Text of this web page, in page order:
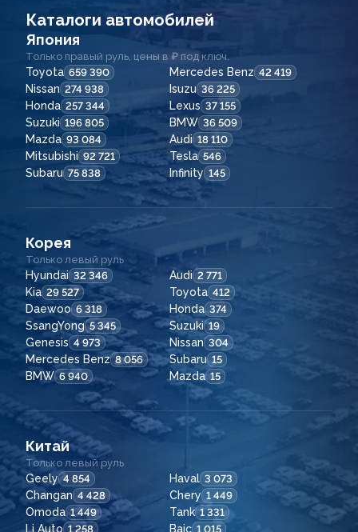
Каталоги автомобилей
Япония
Только правый руль, цены в ₽ под ключ.
Toyota 659 390 Mercedes Benz 42 419
Nissan 274 938 Isuzu 36 225
Honda 257 344 Lexus 37 155
Suzuki 196 805 BMW 36 509
Mazda 93 084 Audi 18 110
Mitsubishi 92 721 Tesla 546
Subaru 75 838 Infinity 145
Корея
Только левый руль
Hyundai 32 346 Audi 2 771
Kia 29 527 Toyota 412
Daewoo 6 318 Honda 374
SsangYong 5 345 Suzuki 19
Genesis 4 973 Nissan 304
Mercedes Benz 8 056 Subaru 15
BMW 6 940 Mazda 15
Китай
Только левый руль
Geely 4 854 Haval 3 073
Changan 4 428 Chery 1 449
Omoda 1 449 Tank 1 331
Li Auto 1 258 Baic 1 015